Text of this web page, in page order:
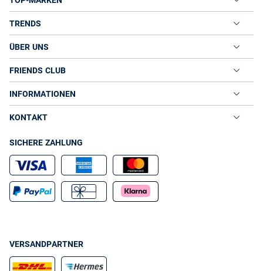
TRENDS
ÜBER UNS
FRIENDS CLUB
INFORMATIONEN
KONTAKT
SICHERE ZAHLUNG
VERSANDPARTNER